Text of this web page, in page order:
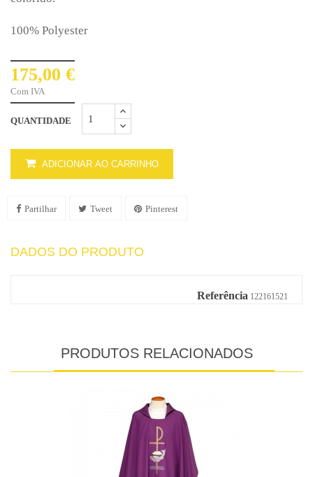
100% Polyester
175,00 €
Com IVA
QUANTIDADE
ADICIONAR AO CARRINHO
Partilhar Tweet Pinterest
DADOS DO PRODUTO
Referência 122161521
PRODUTOS RELACIONADOS